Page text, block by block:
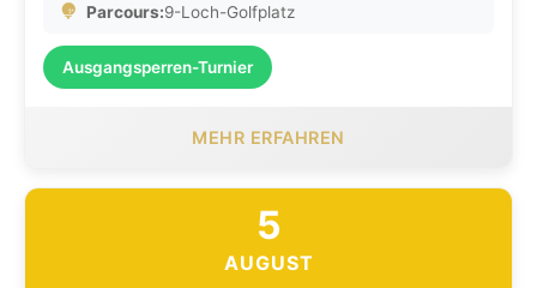
Parcours:9-Loch-Golfplatz
Ausgangsperren-Turnier
MEHR ERFAHREN
5
AUGUST